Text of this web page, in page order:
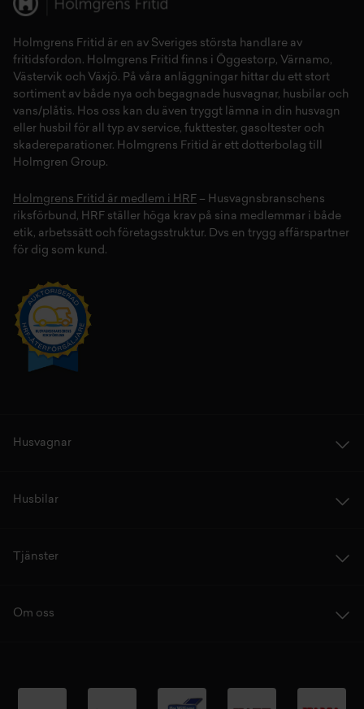
Holmgrens Fritid är en av Sveriges största handlare av
fritidsfordon . Holmgrens Fritid finns i Öggestorp, Värnamo,
Västervik och Växjö. På våra anläggningar hittar du ett stort
sortiment av både nya och begagnade husvagnar, husbilar och
vans/plåtis. Hos oss kan du även tryggt lämna in din husvagn
eller husbil för all typ av service, fukttester, gasoltester och
skadereparationer. Holmgrens Fritid är ett dotterbolag till
Holmgren Group.
Holmgrens Fritid är medlem i HRF – Husvagnsbranschens
riksförbund, HRF ställer höga krav på sina medlemmar i både
etik, arbetssätt och företagsstruktur. Dvs en trygg affärspartner
för dig som kund.
Husvagnar
Husbilar
Tjänster
Om oss